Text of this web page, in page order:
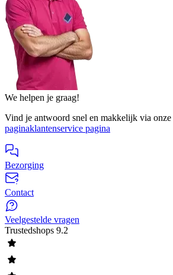
We helpen je graag!
Vind je antwoord snel en makkelijk via onze
paginaklantenservice pagina
Bezorging
Contact
Veelgestelde vragen
Trustedshops 9.2